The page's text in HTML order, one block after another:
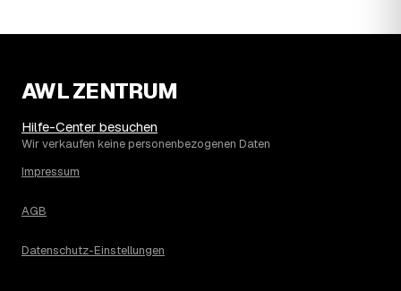
AWL ZENTRUM
Hilfe-Center besuchen
Wir verkaufen keine personenbezogenen Daten
Impressum
AGB
Datenschutz-Einstellungen